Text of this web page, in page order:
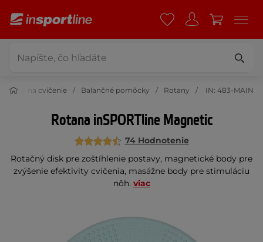
na cvičenie Balančné pomôcky Rotany IN: 483-MAIN
Rotana inSPORTline Magnetic
74 Hodnotenie
Rotačný disk pre zoštíhlenie postavy, magnetické body pre
zvýšenie efektivity cvičenia, masážne body pre stimuláciu
nôh. viac